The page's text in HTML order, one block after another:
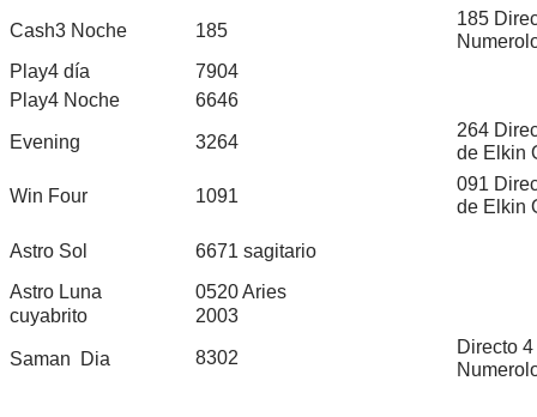
Cash3 Noche 185
185
Play4 día
7904
Play4 Noche
6646
Evening 3264
264
de Elkin
Win Four 1091
091
de Elkin
Astro Sol
6671 sagitario
Astro Luna
0520 Aries
cuyabrito
2003
Saman Dia 8302
Directo